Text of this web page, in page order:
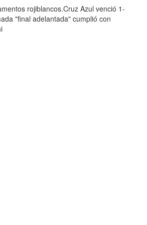
rojiblancos.Cruz Azul venció 1-
"final adelantada" cumplió con